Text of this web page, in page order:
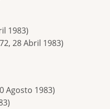
1983)
28 Abril 1983)
Agosto 1983)